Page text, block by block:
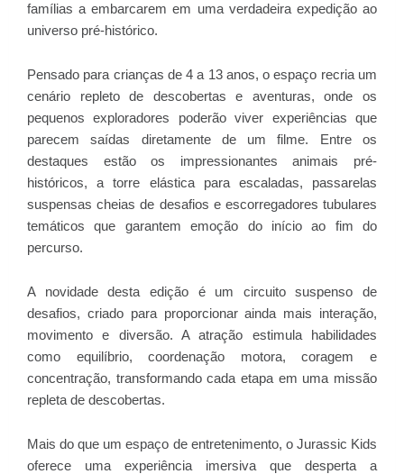
famílias a embarcarem em uma verdadeira expedição ao
universo pré-histórico.
Pensado para crianças de 4 a 13 anos, o espaço recria um
cenário repleto de descobertas e aventuras, onde os
pequenos exploradores poderão viver experiências que
parecem saídas diretamente de um filme. Entre os
destaques estão os impressionantes animais pré-
históricos, a torre elástica para escaladas, passarelas
suspensas cheias de desafios e escorregadores tubulares
temáticos que garantem emoção do início ao fim do
percurso.
A novidade desta edição é um circuito suspenso de
desafios, criado para proporcionar ainda mais interação,
movimento e diversão. A atração estimula habilidades
como equilíbrio, coordenação motora, coragem e
concentração, transformando cada etapa em uma missão
repleta de descobertas.
Mais do que um espaço de entretenimento, o Jurassic Kids
oferece uma experiência imersiva que desperta a